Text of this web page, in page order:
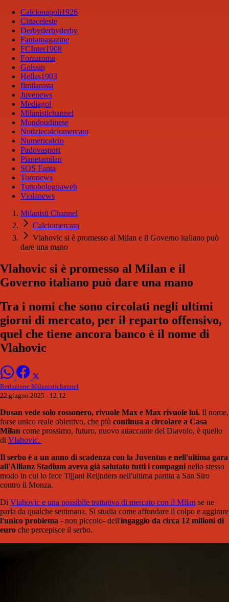
Calcionapoli1926
Cittaceleste
Derbyderbyderby
Fantamagazine
FCInter1908
Forzaroma
Golssip
Hellas1903
Ilmilanista
Juvenews
Mediagol
Milanistichannel
Mondoudinese
Notiziecalciomercato
Numericalcio
Padovasport
Pianetamilan
SOS Fanta
Toronews
Tuttobolognaweb
Violanews
Milanisti Channel
Calciomercato
Vlahovic si è promesso al Milan e il Governo italiano può
dare una mano
Vlahovic si è promesso al Milan e il
Governo italiano può dare una mano
Tra i nomi che sono circolati negli ultimi
giorni di mercato, per il reparto offensivo,
quel che tiene ancora banco è il nome di
Vlahovic
Redazione Milanistichannel
22 giugno 2025 - 12:12
Dusan vede solo rossonero, rivuole Max e Max rivuole lui. Il nome,
forse unico reale obiettivo, che più continua a circolare a Casa
Milan come prossimo, futuro, nuovo attaccante del Diavolo, è quello
di Vlahovic.
Il serbo è a un anno di scadenza con la Juventus e nell'ultima gara
all'Allianz Stadium aveva già salutato tutti i compagni nello stesso
modo in cui lo fece Tijjani Reijnders nell'ultima partita a San Siro
contro il Monza.
Di Vlahovic e una possibile trattativa di mercato con il Milan se ne
parla da qualche settimana. Si studia come affondare il colpo e aggirare
l'unico problema - non piccolo- dell'ingaggio da circa 12 milioni di
euro che percepisce il serbo.